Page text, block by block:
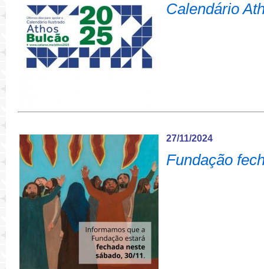
Calendário
27/11/2024
Fundação